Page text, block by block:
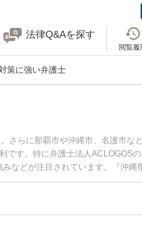
法律Q&Aを探す
閲覧履
策に強い弁護士
さらに那覇市や沖縄市、名護市な
す。特に弁護士法人ACLOGOS
などが注目されています。『沖縄
たい』『初回相談無料で炎上対策